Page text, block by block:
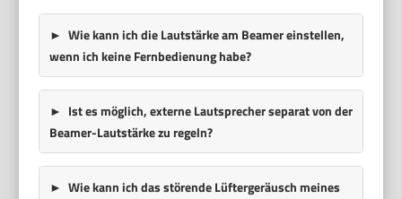
Wie kann ich die Lautstärke am Beamer einstellen,
wenn ich keine Fernbedienung habe?
Ist es möglich, externe Lautsprecher separat von der
Beamer-Lautstärke zu regeln?
Wie kann ich das störende Lüftergeräusch meines